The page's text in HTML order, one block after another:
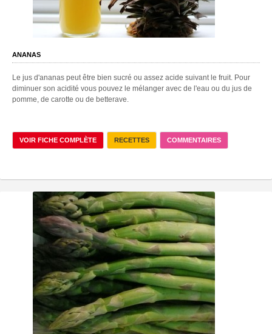
ANANAS
Le jus d'ananas peut être bien sucré ou assez acide suivant le fruit. Pour
diminuer son acidité vous pouvez le mélanger avec de l'eau ou du jus de
pomme, de carotte ou de betterave.
VOIR FICHE COMPLÈTE RECETTES COMMENTAIRES